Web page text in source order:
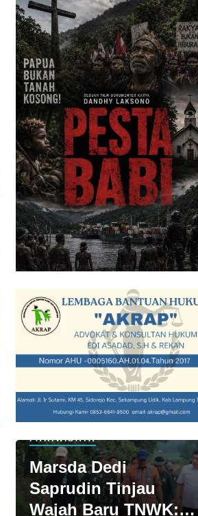
PARIWISATA
Marsda Dedi
Saprudin Tinjau
Wajah Baru TNWK: